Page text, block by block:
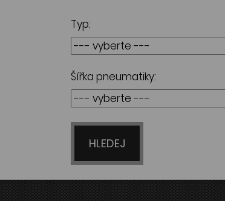
Typ:
Šířka pneumatiky:
HLEDEJ